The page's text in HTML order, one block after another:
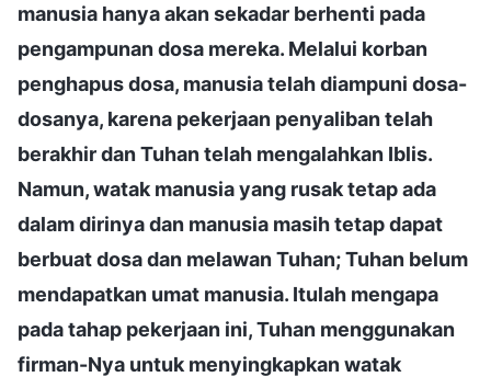
manusia hanya akan sekadar berhenti pada
pengampunan dosa mereka. Melalui korban
penghapus dosa, manusia telah diampuni dosa-
dosanya, karena pekerjaan penyaliban telah
berakhir dan Tuhan telah mengalahkan Iblis.
Namun, watak manusia yang rusak tetap ada
dalam dirinya dan manusia masih tetap dapat
berbuat dosa dan melawan Tuhan; Tuhan belum
mendapatkan umat manusia. Itulah mengapa
pada tahap pekerjaan ini, Tuhan menggunakan
firman-Nya untuk menyingkapkan watak